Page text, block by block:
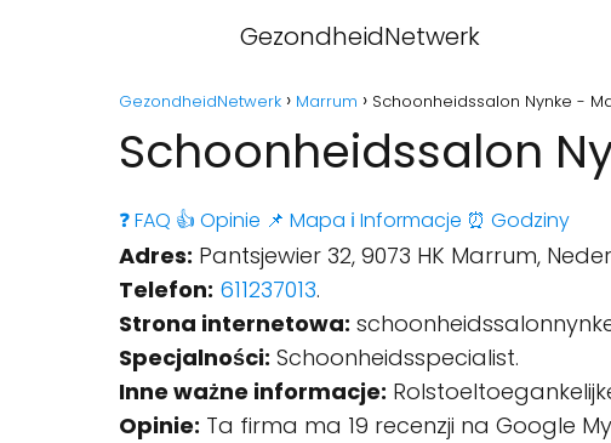
GezondheidNetwerk
GezondheidNetwerk Marrum Schoonheidssalon Nynke -
Schoonheidssalon
❓ FAQ 👍 Opinie 📌 Mapa ℹ️ Informacje ⏰ Godziny
Adres: Pantsjewier 32, 9073 HK Marrum,
Telefon: 611237013.
Strona internetowa:
Specjalności: Schoonheidsspecialist.
Inne ważne informacje:
Opinie: Ta firma ma 19 recenzji na Google My